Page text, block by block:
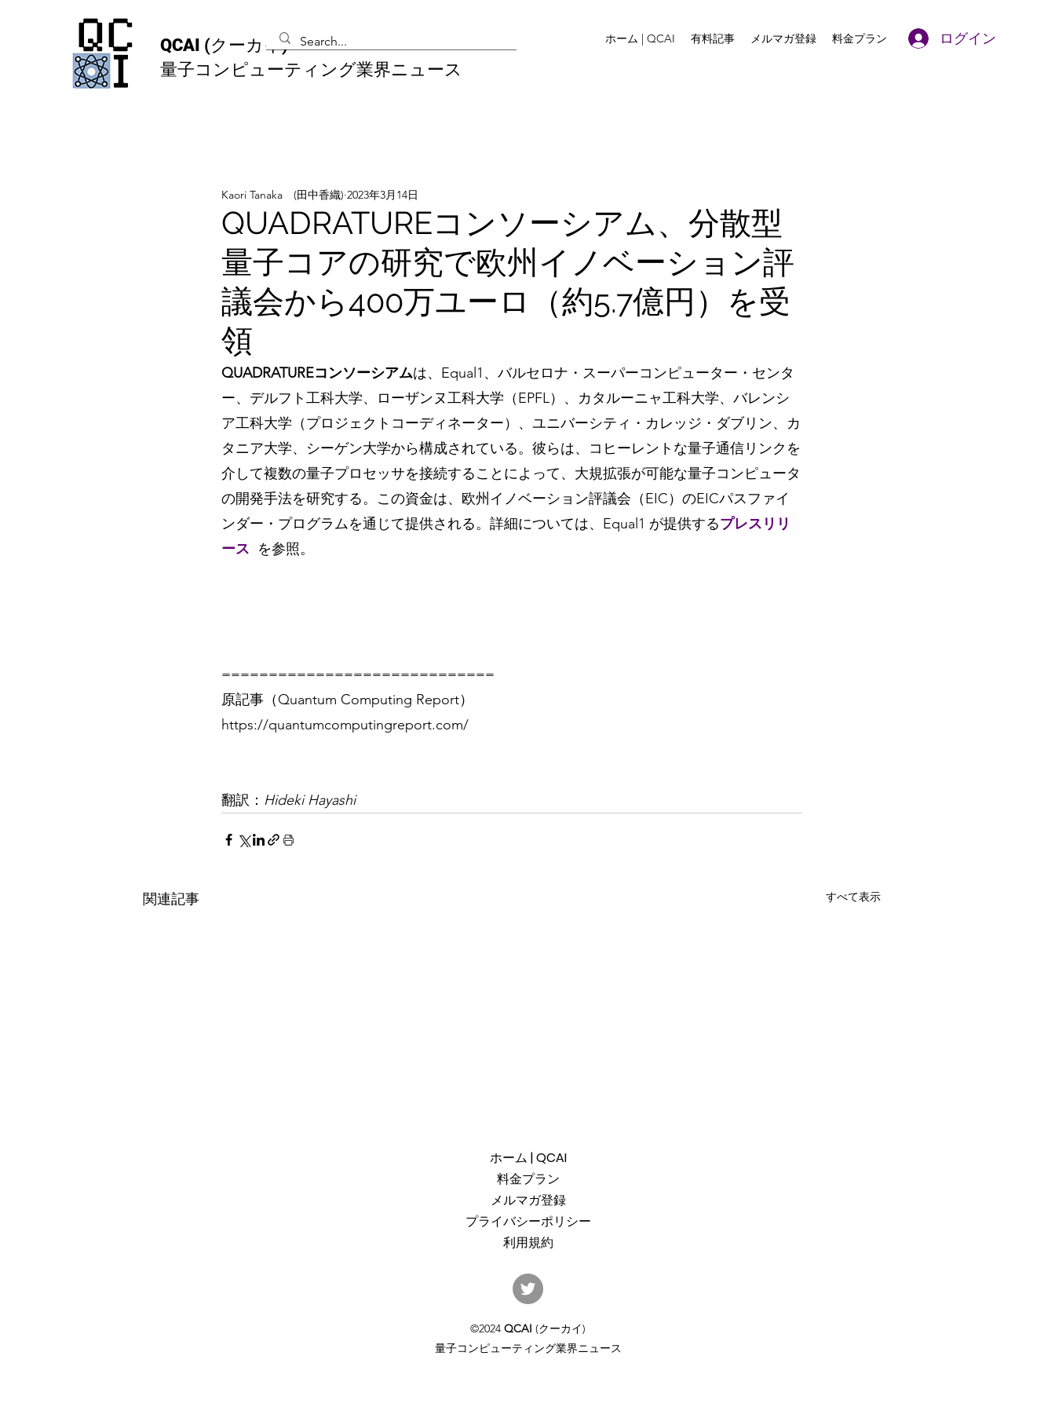
QCAI (クーカイ)
量子コンピューティング業界ニュース
ホーム | QCAI 有料記事 メルマガ登録 料金プラン ログイン
QUADRATUREコンソーシアム、分散型
量子コアの研究で欧州イノベーション評
議会から400万ユーロ（約5.7億円）を受
領
Kaori Tanaka (田中香織) 2023年3月14日
QUADRATUREコンソーシアムは、Equal1、バルセロナ・スーパーコンピューター・センタ
ー、デルフト工科大学、ローザンヌ工科大学（EPFL）、カタルーニャ工科大学、バレンシ
ア工科大学（プロジェクトコーディネーター）、ユニバーシティ・カレッジ・ダブリン、カ
タニア大学、シーゲン大学から構成されている。彼らは、コヒーレントな量子通信リンクを
介して複数の量子プロセッサを接続することによって、大規拡張が可能な量子コンピュータ
の開発手法を研究する。この資金は、欧州イノベーション評議会（EIC）のEICパスファイ
ンダー・プログラムを通じて提供される。詳細については、Equal1 が提供するプレスリリ
ース を参照。
=============================
原記事（Quantum Computing Report）
https://quantumcomputingreport.com/
翻訳： Hideki Hayashi
関連記事 すべて表示
産総研のG-QuATに冷却原子
(中性原子)方式の米国QuEra社
億円（4,100万米ドル）。設置
するのは256量子ビットの第2
ホーム | QCAI
料金プラン
メルマガ登録
プライバシーポリシー
利用規約
©2024 QCAI (クーカイ)
量子コンピューティング業界ニュース